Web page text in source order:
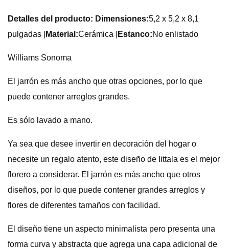
Detalles del producto: Dimensiones:5,2 x 5,2 x 8,1
pulgadas |
Material:Cerámica | Estanco:No enlistado
Williams Sonoma
El jarrón es más ancho que otras opciones, por lo que
puede contener arreglos grandes.
Es sólo lavado a mano.
Ya sea que desee invertir en decoración del hogar o
necesite un regalo atento, este diseño de Iittala es el mejor
florero a considerar. El jarrón es más ancho que otros
diseños, por lo que puede contener grandes arreglos y
flores de diferentes tamaños con facilidad.
El diseño tiene un aspecto minimalista pero presenta una
forma curva y abstracta que agrega una capa adicional de